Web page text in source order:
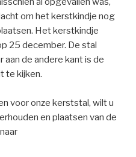
om het kerstkindje nog
Het kerstkindje
25 december. De stal
aan de andere kant is de
te kijken.
voor onze kerststal, wilt u
en plaatsen van de